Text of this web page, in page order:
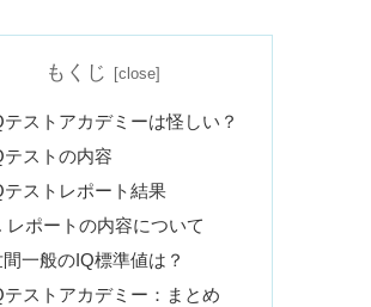
もくじ
テストアカデミーは怪しい？
テストの内容
テストレポート結果
レポートの内容について
一般のIQ標準値は？
テストアカデミー：まとめ